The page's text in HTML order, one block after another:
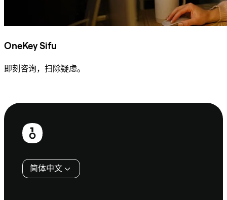
OneKey Sifu
即刻咨询，扫除疑虑。
页
简体中文